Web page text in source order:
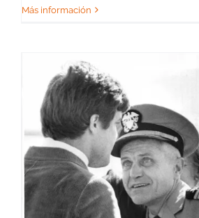
Más información